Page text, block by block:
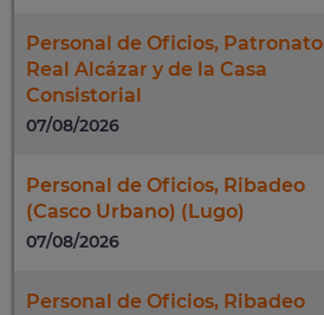
Personal de Oficios, Patronato
Real Alcázar y de la Casa
Consistorial
07/08/2026
Personal de Oficios, Ribadeo
(Casco Urbano) (Lugo)
07/08/2026
Personal de Oficios, Ribadeo